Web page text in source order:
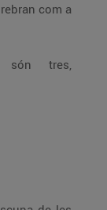
com a
són tres,